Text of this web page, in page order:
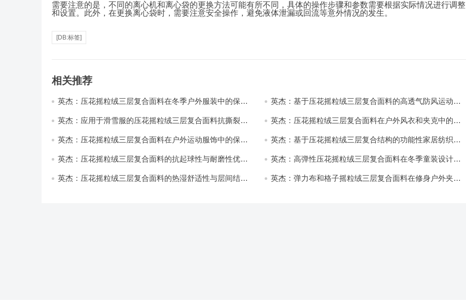
需要注意的是，不同的离心机和离心袋的更换方法可能有所不同，具体的操作步骤和参数需要根据实际情况进行调整
和设置。此外，在更换离心袋时，需要注意安全操作，避免液体泄漏或回流等意外情况的发生。
[DB:标签]
相关推荐
英杰：压花摇粒绒三层复合面料在冬季户外服装中的保暖
英杰：基于压花摇粒绒三层复合面料的高透气防风运动服
英杰：应用于滑雪服的压花摇粒绒三层复合面料抗撕裂与
英杰：压花摇粒绒三层复合面料在户外风衣和夹克中的应
英杰：压花摇粒绒三层复合面料在户外运动服饰中的保暖
英杰：基于压花摇粒绒三层复合结构的功能性家居纺织品
英杰：压花摇粒绒三层复合面料的抗起球性与耐磨性优化
英杰：高弹性压花摇粒绒三层复合面料在冬季童装设计中
英杰：压花摇粒绒三层复合面料的热湿舒适性与层间结合
英杰：弹力布和格子摇粒绒三层复合面料在修身户外夹克